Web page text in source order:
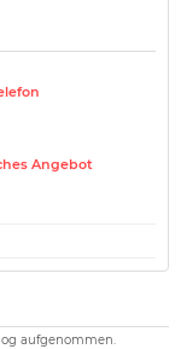
Angebot
aufgenommen.